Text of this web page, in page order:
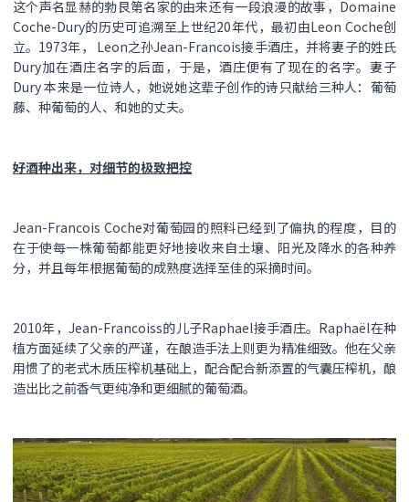
这个声名显赫的勃艮第名家的由来还有一段浪漫的故事，Domaine
Coche-Dury的历史可追溯至上世纪20年代，最初由Leon Coche创
立。1973年， Leon之孙Jean-Francois接手酒庄，并将妻子的姓氏
Dury加在酒庄名字的后面，于是，酒庄便有了现在的名字。妻子
Dury 本来是一位诗人，她说她这辈子创作的诗只献给三种人：葡萄
藤、种葡萄的人、和她的丈夫。
好酒种出来，对细节的极致把控
Jean-Francois Coche对葡萄园的照料已经到了偏执的程度，目的
在于使每一株葡萄都能更好地接收来自土壤、阳光及降水的各种养
分，并且每年根据葡萄的成熟度选择至佳的采摘时间。
2010年，Jean-Francoiss的儿子Raphael接手酒庄。Raphaël在种
植方面延续了父亲的严谨，在酿造手法上则更为精准细致。他在父亲
用惯了的老式木质压榨机基础上，配合配合新添置的气囊压榨机，酿
造出比之前香气更纯净和更细腻的葡萄酒。